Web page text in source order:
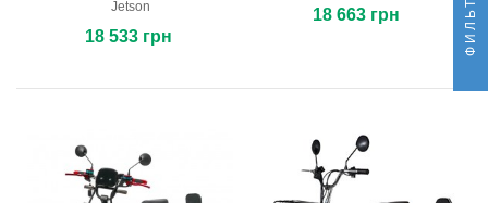
Jetson
18 533 грн
18 663 грн ФИЛЬТР